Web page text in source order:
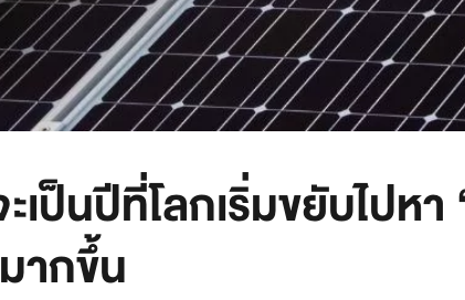
เป็นปีที่โลกเริ่มขยับไปห
ากขึ้น